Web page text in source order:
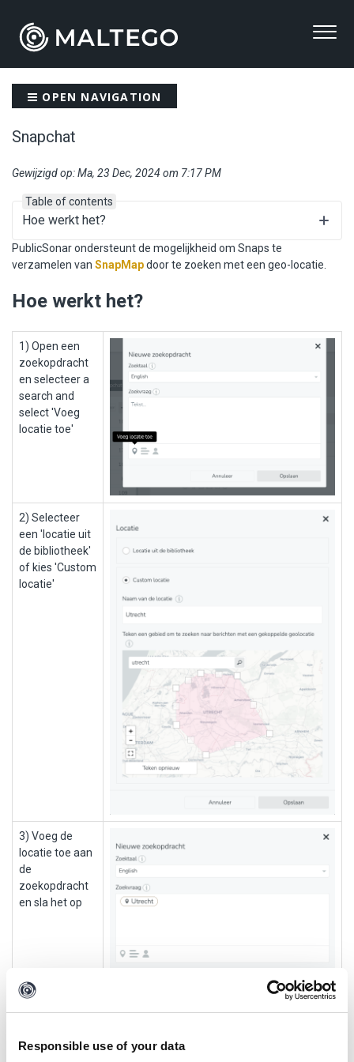
Responsible use of your data
OPEN NAVIGATION
Snapchat
Gewijzigd op: Ma, 23 Dec, 2024 om 7:17 PM
PublicSonar ondersteunt de mogelijkheid om Snaps te
verzamelen van SnapMapdoor te zoeken met een geo-locatie.
Hoe werkt het?
1) Open een
zoekopdracht
en selecteer a
search and
select 'Voeg
locatie toe'
2) Selecteer
een 'locatie uit
de bibliotheek'
of kies 'Custom
locatie'
3) Voeg de
locatie toe aan
de
zoekopdracht
en sla het op
Na een tijdje verschijnen Snaps van Snap Map in de berichten-
Table of contents
Hoe werkt het?